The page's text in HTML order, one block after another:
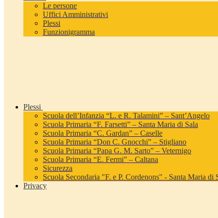
Le persone
Uffici Amministrativi
Plessi
Funzionigramma
Plessi
Scuola dell’Infanzia “L. e R. Talamini” – Sant’Angelo
Scuola Primaria “F. Farsetti” – Santa Maria di Sala
Scuola Primaria “C. Gardan” – Caselle
Scuola Primaria “Don C. Gnocchi” – Stigliano
Scuola Primaria “Papa G. M. Sarto” – Veternigo
Scuola Primaria “E. Fermi” – Caltana
Sicurezza
Scuola Secondaria "F. e P. Cordenons" - Santa Maria di
Privacy